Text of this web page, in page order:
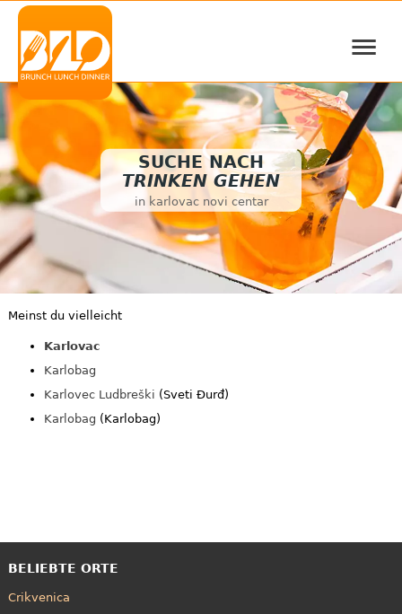
≡
SUCHE NACH
TRINKEN GEHEN
in karlovac novi centar
Meinst du vielleicht
Karlovac
Karlobag
Karlovec Ludbreški (Sveti Đurđ)
Karlobag (Karlobag)
BELIEBTE ORTE
Crikvenica